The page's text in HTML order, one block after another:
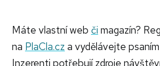
Máte vlastní web či magazín?
na PlaCla.cz a vydělávejte
Inzerenti potřebují zdroje